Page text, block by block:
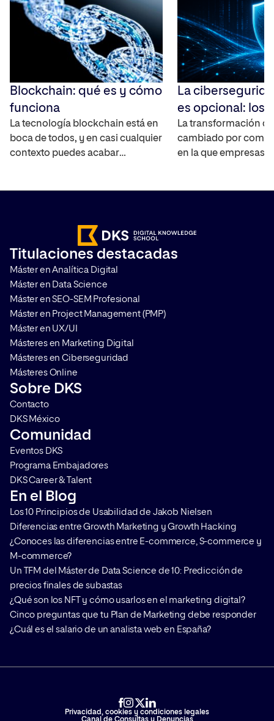
Blockchain: qué es y cómo
funciona
La tecnología blockchain está en
boca de todos, y en casi cualquier
contexto puedes acabar
contamos qué es, cómo
funciona, cuáles son sus
principales características y por
qué se ha convertido en una de
[…]
La
es opcional: los
que dominarán
mercado digital
La transformación
cambiado por
en la que empresas,
Titulaciones destacadas
Máster en Analítica Digital
Máster en Data Science
Máster en SEO-SEM Profesional
Máster en Project Management (PMP)
Máster en UX/UI
Másteres en Marketing Digital
Másteres en Ciberseguridad
Másteres Online
Sobre DKS
Contacto
DKS México
Comunidad
Eventos DKS
Programa Embajadores
DKS Career & Talent
En el Blog
Los 10 Principios de Usabilidad de Jakob Nielsen
Diferencias entre Growth Marketing y Growth Hacking
¿Conoces las diferencias entre E-commerce, S-commerce y
M-commerce?
Un TFM del Máster de Data Science de 10: Predicción de
precios finales de subastas
¿Qué son los NFT y cómo usarlos en el marketing digital?
Cinco preguntas que tu Plan de Marketing debe responder
¿Cuál es el salario de un analista web en España?
Privacidad, cookies y condiciones legales